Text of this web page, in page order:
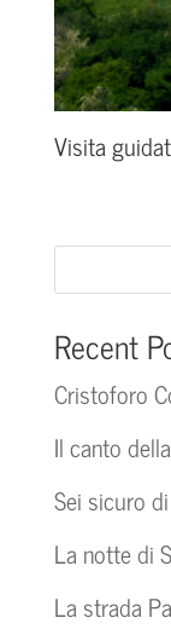
Visita
Recent
Cristoforo
Il canto
Sei sicuro
La notte di
La strada